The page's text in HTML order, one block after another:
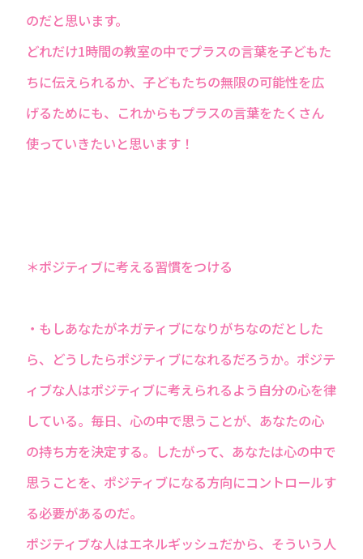
のだと思います。
どれだけ1時間の教室の中でプラスの言葉を子どもた
ちに伝えられるか、子どもたちの無限の可能性を広
げるためにも、これからもプラスの言葉をたくさん
使っていきたいと思います！
＊ポジティブに考える習慣をつける
・もしあなたがネガティブになりがちなのだとした
ら、どうしたらポジティブになれるだろうか。ポジテ
ィブな人はポジティブに考えられるよう自分の心を律
している。毎日、心の中で思うことが、あなたの心
の持ち方を決定する。したがって、あなたは心の中で
思うことを、ポジティブになる方向にコントロールす
る必要があるのだ。
ポジティブな人はエネルギッシュだから、そういう人